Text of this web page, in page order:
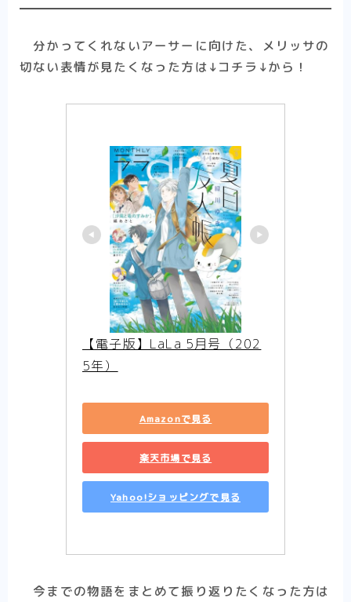
Follow Me
分かってくれないアーサーに向けた、メリッサの
切ない表情が見たくなった方は↓コチラ↓から！
【電子版】LaLa 5月号（202
5年）
Amazonで見る
楽天市場で見る
Yahoo!ショッピングで見る
今までの物語をまとめて振り返りたくなった方は